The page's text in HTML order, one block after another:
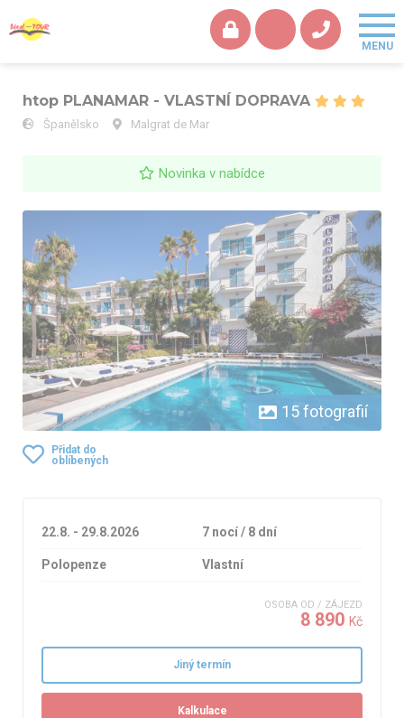
htop PLANAMAR - VLASTNÍ DOPRAVA
Španělsko Malgrat de Mar
Novinka v nabídce
htop PLANAMAR - VLASTNÍ DOPRAVA - hotelový bazén
15 fotografií
Přidat do
oblíbených
22.8. - 29.8.2026 7 nocí / 8 dní
Polopenze Vlastní
OSOBA OD / ZÁJEZD
8 890 Kč
Jiný termín
Kalkulace